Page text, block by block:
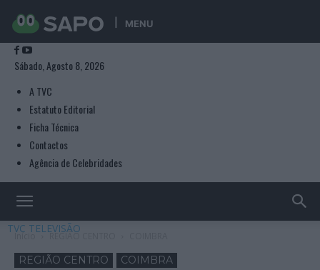
MENU
Sábado, Agosto 8, 2026
A TVC
Estatuto Editorial
Ficha Técnica
Contactos
Agência de Celebridades
TVC TELEVISÃO
Início REGIÃO CENTRO
REGIÃO CENTRO COIMBRA